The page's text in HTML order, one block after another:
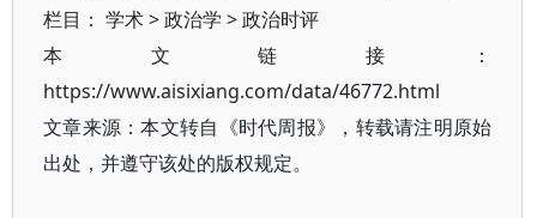
栏目： 学术>政治学 >政治时评
本文链接：
https://www.aisixiang.com/data/46772.html
文章来源：本文转自《时代周报》，转载请注明原始
出处，并遵守该处的版权规定。